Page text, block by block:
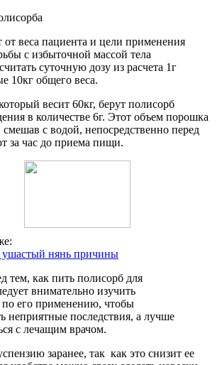
от веса пациента и цели применения
с избыточной массой тела
суточную дозу из расчета 1г
10кг общего веса.
весит 60кг, берут полисорб
в количестве 6г. Этот объем порошка
смешав с водой, непосредственно перед
за час до приема пищи.
ушастый нянь причины
тем, как пить полисорб для
внимательно изучить
его применению, чтобы
неприятные последствия, а лучше
с лечащим врачом.
заранее, так как это снизит ее